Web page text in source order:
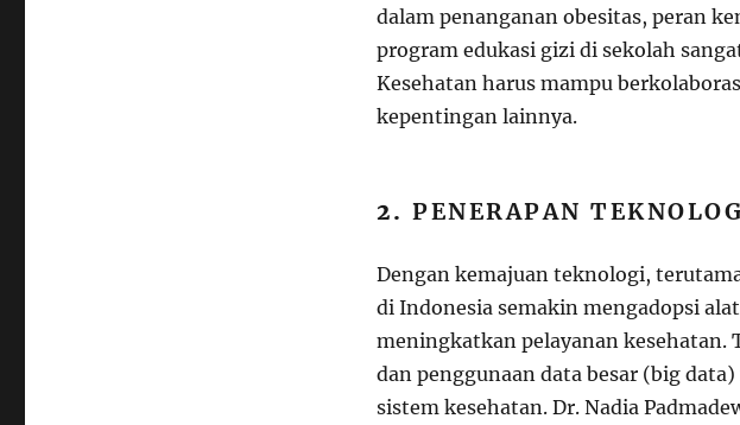
dalam penanganan obesitas, peran
program edukasi gizi di sekolah
Kesehatan harus mampu
kepentingan lainnya.
2.PENERAPAN
Dengan kemajuan teknologi,
di Indonesia semakin mengadopsi
meningkatkan pelayanan kesehatan.
dan penggunaan data besar (big
sistem kesehatan. Dr. Nadia